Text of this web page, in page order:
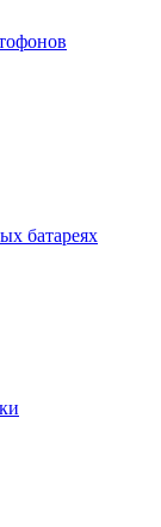
батареях